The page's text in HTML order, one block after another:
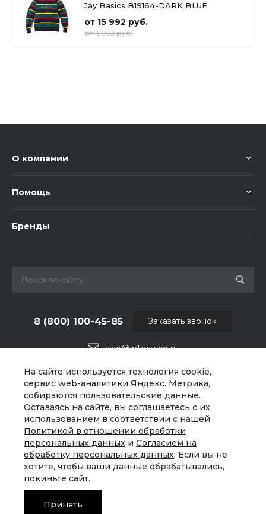
На сайте используется технология cookie,
сервис web-аналитики Яндекс. Метрика,
собираются пользовательские данные.
Оставаясь на сайте, вы соглашаетесь с их
использованием в соответствии с нашей
Политикой в отношении обработки
персональных данных и Согласием на
обработку персональных данных. Если вы не
хотите, чтобы ваши данные обрабатывались,
покиньте сайт.
Принять
Jay Basics B19164-DARK BLUE
от 15 992 руб.
от 15 992 руб.
О компании
Помощь
Бренды
sale@intecweb.ru
8 (800) 100-45-85
г. Москва, ул. Люсиновская, д. 39
Заказать звонок